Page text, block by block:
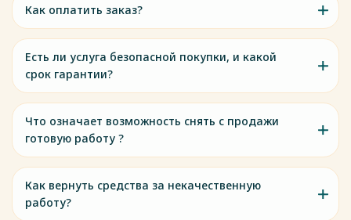
Как оплатить заказ?
Есть ли услуга безопасной покупки, и какой
срок гарантии?
Что означает возможность снять с продажи
готовую работу ?
Как вернуть средства за некачественную
работу?